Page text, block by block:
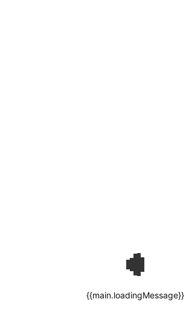
{{main.loadingMessage}}